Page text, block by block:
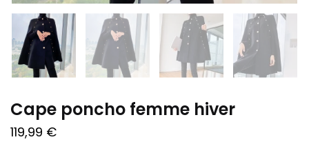
Cape poncho femme hiver
119,99 €